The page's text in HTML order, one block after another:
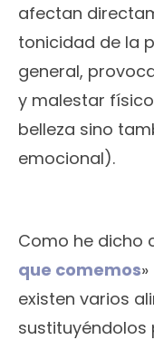
afectan
tonicidad de la
general,
y malestar
belleza sino
emocional).
Como he dicho
que comemos
existen varios
sustituyéndolos